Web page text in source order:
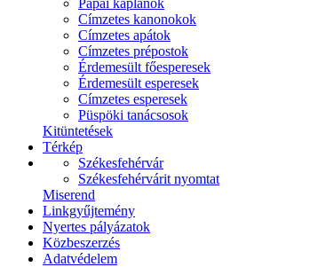
Pápai káplánok
Címzetes kanonokok
Címzetes apátok
Címzetes prépostok
Érdemesült főesperesek
Érdemesült esperesek
Címzetes esperesek
Püspöki tanácsosok
Kitüntetések
Térkép
Székesfehérvár
Székesfehérvárit nyomtat
Miserend
Linkgyűjtemény
Nyertes pályázatok
Közbeszerzés
Adatvédelem